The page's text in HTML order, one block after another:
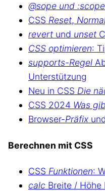
@sope und :scope
CSS Reset,
revert und unset
CSS optimieren:
supports-Regel
Unterstützung
Neu in CSS Die
CSS 2024 Was
Browser-Präfix
Berechnen mit CSS
CSS Funktionen:
calc Breite / Höhe